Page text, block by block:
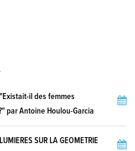
"Existait-il des femmes
par Antoine Houlou-Garcia
LUMIERES SUR LA GEOMETRIE